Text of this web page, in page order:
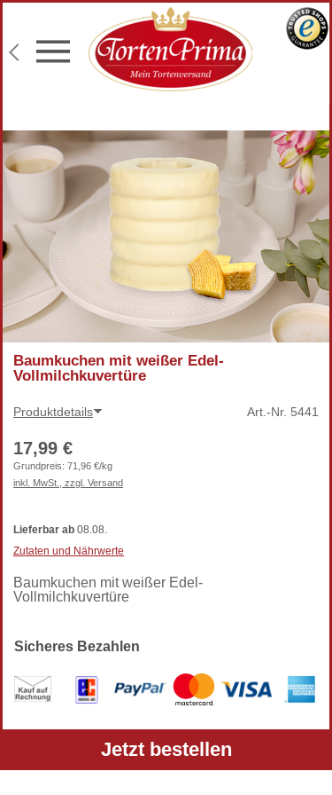
Konditor-Qualität
Torten mit Wunschtext
Lieferung an Wunschadresse
Jetzt bestellen
Baumkuchen mit weißer Edel-
Vollmilchkuvertüre
Produktdetails Art.-Nr. 5441
17,99 €
Grundpreis: 71,96 €/kg
inkl. MwSt., zzgl. Versand
Lieferbar ab 08.08.
Zutaten und Nährwerte
Baumkuchen mit weißer Edel-
Vollmilchkuvertüre
Sicheres Bezahlen
Alle Preise verstehen sich inkl. gesetzlicher MwSt.
und zzgl. Versandkosten.